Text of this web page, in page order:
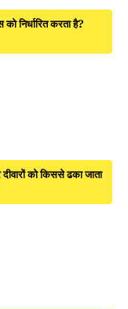
निर्धारित करता है?
को किससे ढका जाता